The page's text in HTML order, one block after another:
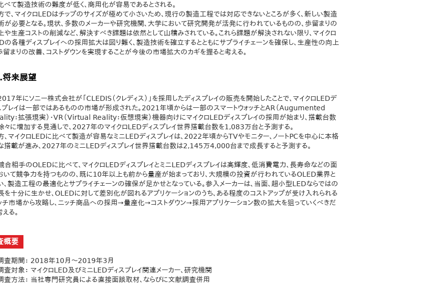
べて製造技術の難度が低く、商用化が容易であるとされる。
で、マイクロLEDはチップのサイズが極めて小さいため、現行の製造工程では対応できないところが多く、新しい製造
が必要となる。現状、多数のメーカーや研究機関、大学において研究開発が活発に行われているものの、歩留まりの
や生産コストの削減など、解決すべき課題は依然として山積みされている。これら課題が解決されない限り、マイクロ
の各種ディスプレイへの採用拡大は図り難く、製造技術を確立するとともにサプライチェーンを確保し、生産性の向上
留まりの改善、コストダウンを実現することが今後の市場拡大のカギを握ると考える。
来展望
年にソニー株式会社が「CLEDIS（クレディス）」を採用したディスプレイの販売を開始したことで、マイクロLEDデ
プレイは一部ではあるものの市場が形成された。2021年頃からは一部のスマートウォッチとAR（Augumented
：拡張現実）・VR（Virtual Reality：仮想現実）機器向けにマイクロLEDディスプレイの採用が始まり、搭載台数
々に増加する見通しで、2027年のマイクロLEDディスプレイ世界搭載台数を1,083万台と予測する。
、マイクロLEDに比べて製造が容易なミニLEDディスプレイは、2022年頃からTVやモニター、ノートPCを中心に本格
搭載が進み、2027年のミニLEDディスプレイ世界搭載台数は2,145万4,000台まで成長すると予測する。
相手のOLEDに比べて、マイクロLEDディスプレイとミニLEDディスプレイは高輝度、低消費電力、長寿命などの面
いて競争力を持つものの、既に10年以上も前から量産が始まっており、大規模の投資が行われているOLED業界と
、製造工程の最適化とサプライチェーンの確保が足かせとなっている。参入メーカーは、当面、超小型LEDならではの
を十分に生かせ、OLEDに対して差別化が図れるアプリケーションのうち、ある程度のコストアップが受け入れられる
チ市場から攻略し、ニッチ商品への採用→量産化→コストダウン→採用アプリケーション数の拡大を狙っていくべきだ
える。
概要
査期間： 2018年10月～2019年3月
対象： マイクロLED及びミニLEDディスプレイ関連メーカー、研究機関
方法： 当社専門研究員による直接面談取材、ならびに文献調査併用